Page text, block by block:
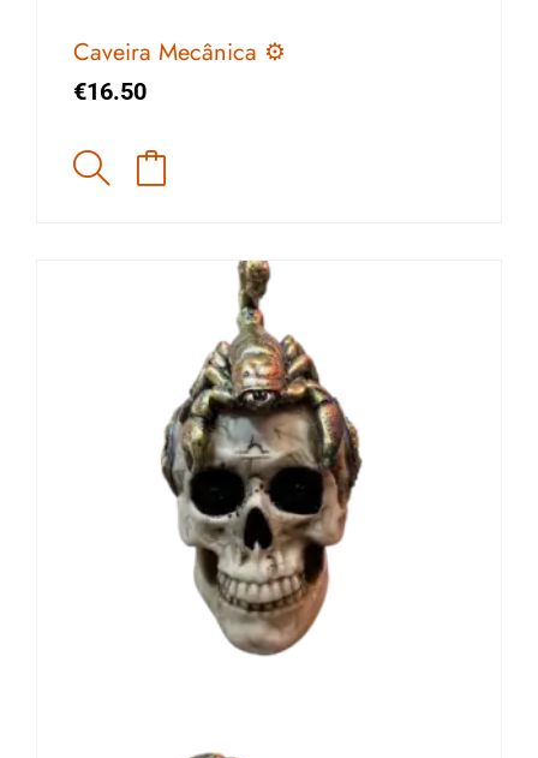
Caveira Mecânica ⚙️
€16.50